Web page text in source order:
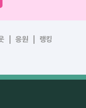
응원 랭킹